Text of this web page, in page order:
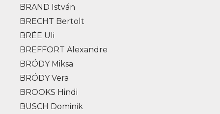
BRAND István
BRECHT Bertolt
BRÉE Uli
BREFFORT Alexandre
BRÓDY Miksa
BRÓDY Vera
BROOKS Hindi
BUSCH Dominik